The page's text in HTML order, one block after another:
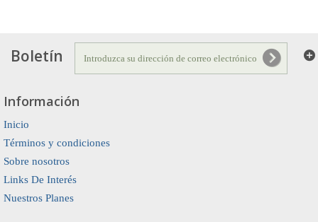
Boletín
Información
Inicio
Términos y condiciones
Sobre nosotros
Links De Interés
Nuestros Planes